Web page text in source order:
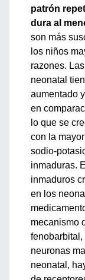
patrón
dura al
son más
los niños
razones.
neonatal
aumentado
en
lo que se
con la
sodio-
inmaduras.
inmaduros
en los
mecanismo
neuronas
neonatal,